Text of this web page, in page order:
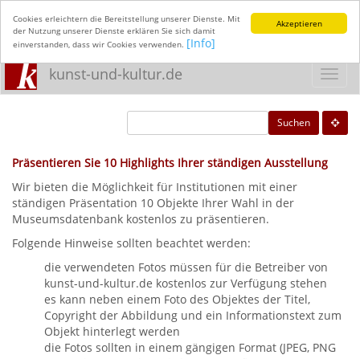
Akzeptieren
Cookies erleichtern die Bereitstellung unserer Dienste. Mit
der Nutzung unserer Dienste erklären Sie sich damit
einverstanden, dass wir Cookies verwenden. [Info]
kunst-und-kultur.de
Suchen
Präsentieren Sie 10 Highlights Ihrer ständigen Ausstellung
Wir bieten die Möglichkeit für Institutionen mit einer
ständigen Präsentation 10 Objekte Ihrer Wahl in der
Museumsdatenbank kostenlos zu präsentieren.
Folgende Hinweise sollten beachtet werden:
die verwendeten Fotos müssen für die Betreiber von
kunst-und-kultur.de kostenlos zur Verfügung stehen
es kann neben einem Foto des Objektes der Titel,
Copyright der Abbildung und ein Informationstext zum
Objekt hinterlegt werden
die Fotos sollten in einem gängigen Format (JPEG, PNG